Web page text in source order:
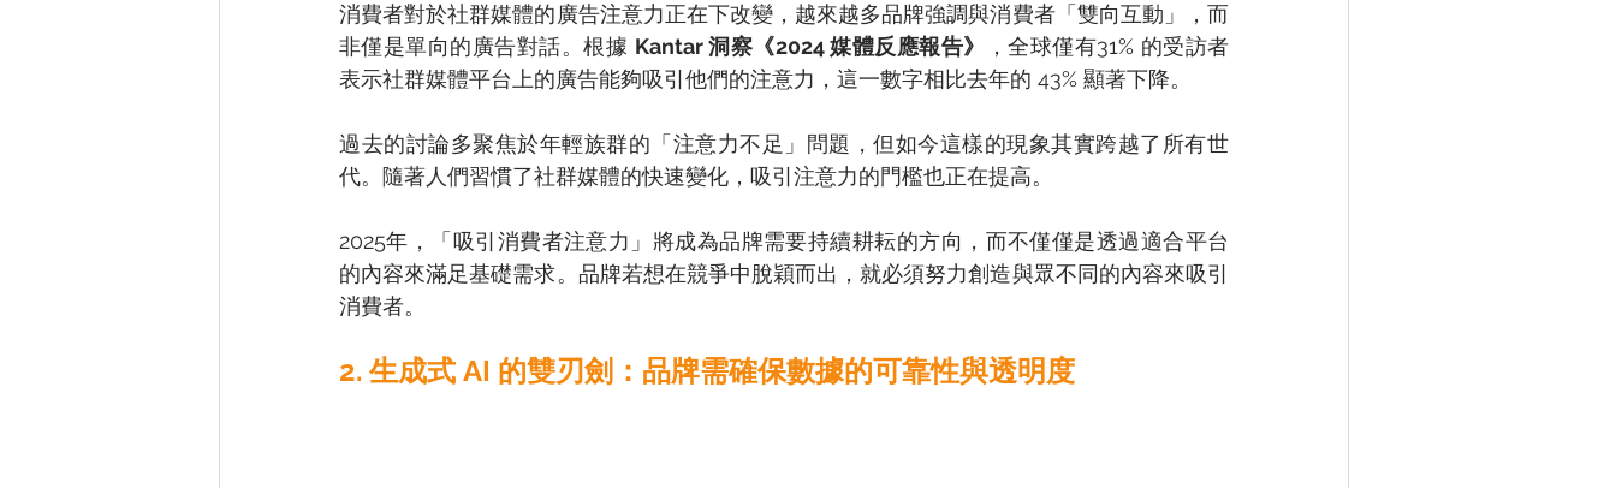
消費者對於社群媒體的廣告注意力正在下改變，越來越多品牌強調與消費者「雙向互動」，而
非僅是單向的廣告對話。根據 Kantar 洞察《2024 媒體反應報告》
，全球僅有31% 的受訪者
表示社群媒體平台上的廣告能夠吸引他們的注意力，這一數字相比去年的 43% 顯著下降。
過去的討論多聚焦於年輕族群的「注意力不足」問題，但如今這樣的現象其實跨越了所有世
代。隨著人們習慣了社群媒體的快速變化，吸引注意力的門檻也正在提高。
2025年，「吸引消費者注意力」將成為品牌需要持續耕耘的方向，而不僅僅是透過適合平台
的內容來滿足基礎需求。品牌若想在競爭中脫穎而出，就必須努力創造與眾不同的內容來吸引
消費者。
2. 生成式 AI 的雙刃劍：品牌需確保數據的可靠性與透明度